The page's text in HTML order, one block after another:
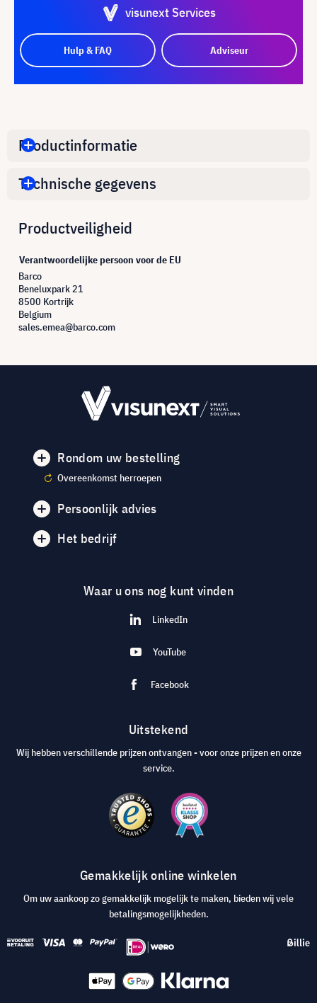
visunext Services
Hulp & FAQ Adviseur
Productinformatie
Technische gegevens
Productveiligheid
Verantwoordelijke persoon voor de EU
Barco
Beneluxpark 21
8500 Kortrijk
Belgium
sales.emea@barco.com
Rondom uw bestelling
Overeenkomst herroepen
Persoonlijk advies
Het bedrijf
Waar u ons nog kunt vinden
LinkedIn
YouTube
Facebook
Uitstekend
Wij hebben verschillende prijzen ontvangen - voor onze prijzen en onze
service.
Gemakkelijk online winkelen
Om uw aankoop zo gemakkelijk mogelijk te maken, bieden wij vele
betalingsmogelijkheden.